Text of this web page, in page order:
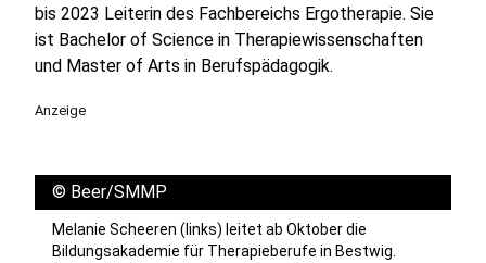
bis 2023 Leiterin des Fachbereichs Ergotherapie. Sie
ist Bachelor of Science in Therapiewissenschaften
und Master of Arts in Berufspädagogik.
Anzeige
© Beer/SMMP
Melanie Scheeren (links) leitet ab Oktober die
Bildungsakademie für Therapieberufe in Bestwig.